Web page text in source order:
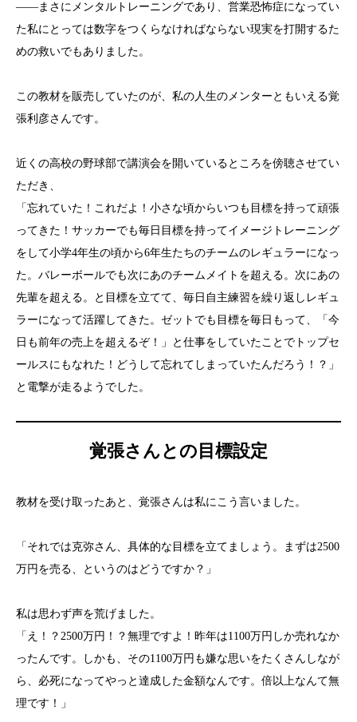
――まさにメンタルトレーニングであり、営業恐怖症になってい
た私にとっては数字をつくらなければならない現実を打開するた
めの救いでもありました。
この教材を販売していたのが、私の人生のメンターともいえる覚
張利彦さんです。
近くの高校の野球部で講演会を開いているところを傍聴させてい
ただき、
「忘れていた！これだよ！小さな頃からいつも目標を持って頑張
ってきた！サッカーでも毎日目標を持ってイメージトレーニング
をして小学4年生の頃から6年生たちのチームのレギュラーになっ
た。バレーボールでも次にあのチームメイトを超える。次にあの
先輩を超える。と目標を立てて、毎日自主練習を繰り返しレギュ
ラーになって活躍してきた。ゼットでも目標を毎日もって、「今
日も前年の売上を超えるぞ！」と仕事をしていたことでトップセ
ールスにもなれた！どうして忘れてしまっていたんだろう！？」
と電撃が走るようでした。
覚張さんとの目標設定
教材を受け取ったあと、覚張さんは私にこう言いました。
「それでは克弥さん、具体的な目標を立てましょう。まずは2500
万円を売る、というのはどうですか？」
私は思わず声を荒げました。
「え！？2500万円！？無理ですよ！昨年は1100万円しか売れなか
ったんです。しかも、その1100万円も嫌な思いをたくさんしなが
ら、必死になってやっと達成した金額なんです。倍以上なんて無
理です！」